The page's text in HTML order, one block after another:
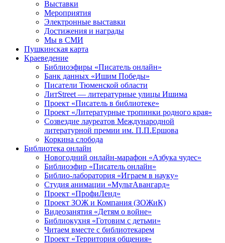
Выставки
Мероприятия
Электронные выставки
Достижения и награды
Мы в СМИ
Пушкинская карта
Краеведение
Библиоэфиры «Писатель онлайн»
Банк данных «Ишим Победы»
Писатели Тюменской области
ЛитStreet — литературные улицы Ишима
Проект «Писатель в библиотеке»
Проект «Литературные тропинки родного края»
Созвездие лауреатов Международной
литературной премии им. П.П.Ершова
Коркина слобода
Библиотека онлайн
Новогодний онлайн-марафон «Азбука чудес»
Библиоэфир «Писатель онлайн»
Библио-лаборатория «Играем в науку»
Студия анимации «МультАвангард»
Проект «ПрофиЛенд»
Проект ЗОЖ и Компания (ЗОЖиК)
Видеозанятия «Детям о войне»
Библиокухня «Готовим с детьми»
Читаем вместе с библиотекарем
Проект «Территория общения»